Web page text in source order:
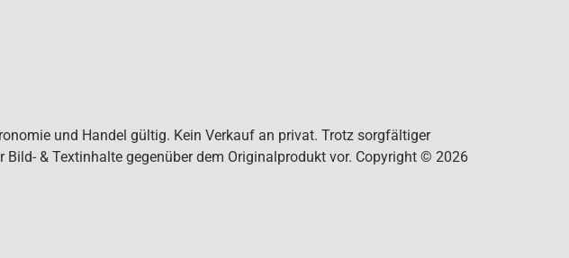
und Handel gültig. Kein Verkauf an privat. Trotz sorgfältiger
& Textinhalte gegenüber dem Originalprodukt vor. Copyright © 2026